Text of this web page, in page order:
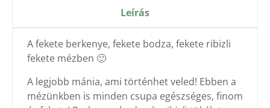
Leírás
A fekete berkenye, fekete bodza, fekete ribizli
fekete mézben 🙂
A legjobb mánia, ami történhet veled! Ebben a
mézünkben is minden csupa egészséges, finom